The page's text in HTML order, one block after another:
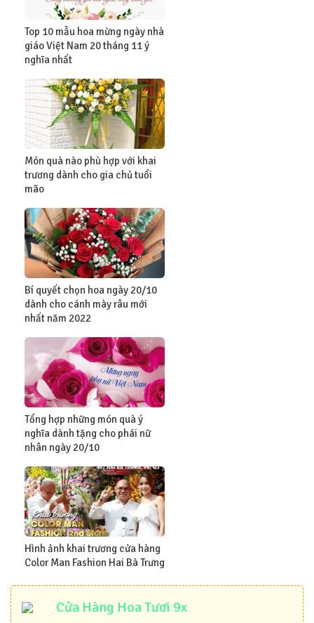
Top 10 mẫu hoa mừng ngày nhà
giáo Việt Nam 20 tháng 11 ý
nghĩa nhất
Món quà nào phù hợp với khai
trương dành cho gia chủ tuổi
mão
Bí quyết chọn hoa ngày 20/10
dành cho cánh mày râu mới
nhất năm 2022
Tổng hợp những món quà ý
nghĩa dành tặng cho phái nữ
nhân ngày 20/10
Hình ảnh khai trương cửa hàng
Color Man Fashion Hai Bà Trưng
Cửa Hàng Hoa Tươi 9x